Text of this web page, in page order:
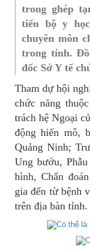
trong ghép
tiến bộ y
chuyên môn
trong tỉnh.
đốc Sở Y tế
Tham dự hội
chức năng
trách hệ Ngoại
động hiến mô,
Quảng Ninh;
Ung bướu,
hình, Chẩn
gia đến từ bệnh
trên địa bàn tỉnh.